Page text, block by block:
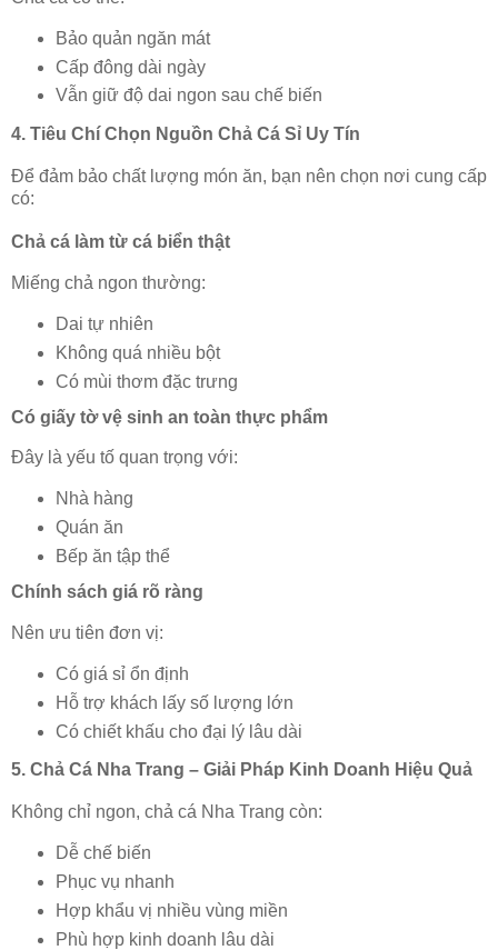
Bảo quản ngăn mát
Cấp đông dài ngày
Vẫn giữ độ dai ngon sau chế biến
4. Tiêu Chí Chọn Nguồn Chả Cá Sỉ Uy Tín
Để đảm bảo chất lượng món ăn, bạn nên chọn nơi cung cấp
có:
Chả cá làm từ cá biển thật
Miếng chả ngon thường:
Dai tự nhiên
Không quá nhiều bột
Có mùi thơm đặc trưng
Có giấy tờ vệ sinh an toàn thực phẩm
Đây là yếu tố quan trọng với:
Nhà hàng
Quán ăn
Bếp ăn tập thể
Chính sách giá rõ ràng
Nên ưu tiên đơn vị:
Có giá sỉ ổn định
Hỗ trợ khách lấy số lượng lớn
Có chiết khấu cho đại lý lâu dài
5. Chả Cá Nha Trang – Giải Pháp Kinh Doanh Hiệu Quả
Không chỉ ngon, chả cá Nha Trang còn:
Dễ chế biến
Phục vụ nhanh
Hợp khẩu vị nhiều vùng miền
Phù hợp kinh doanh lâu dài